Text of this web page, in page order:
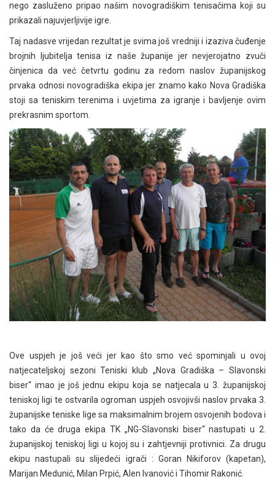
nego zasluženo pripao našim novogradiškim tenisačima koji su
prikazali najuvjerljivije igre.
Taj nadasve vrijedan rezultat je svima još vredniji i izaziva čuđenje
brojnih ljubitelja tenisa iz naše županije jer nevjerojatno zvuči
činjenica da već četvrtu godinu za redom naslov županijskog
prvaka odnosi novogradiška ekipa jer znamo kako Nova Gradiška
stoji sa teniskim terenima i uvjetima za igranje i bavljenje ovim
prekrasnim sportom.
Ove uspjeh je još veći jer kao što smo već spominjali u ovoj
natjecateljskoj sezoni Teniski klub „Nova Gradiška – Slavonski
biser“ imao je još jednu ekipu koja se natjecala u 3. županijskoj
teniskoj ligi te ostvarila ogroman uspjeh osvojivši naslov prvaka 3.
županijske teniske lige sa maksimalnim brojem osvojenih bodova i
tako da će druga ekipa TK „NG-Slavonski biser“ nastupati u 2.
županijskoj teniskoj ligi u kojoj su i zahtjevniji protivnici. Za drugu
ekipu nastupali su slijedeći igrači : Goran Nikiforov (kapetan),
Marijan Medunić, Milan Prpić, Alen Ivanović i Tihomir Rakonić.